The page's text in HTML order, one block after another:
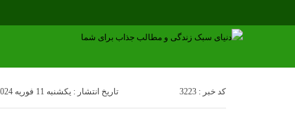
تاریخ انتشار : یکشنبه 11 فوریه 2024 - 10:01 کد خبر : 3223